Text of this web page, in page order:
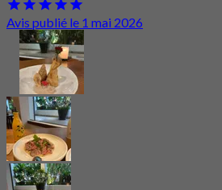
Avis publié le 1 mai 2026